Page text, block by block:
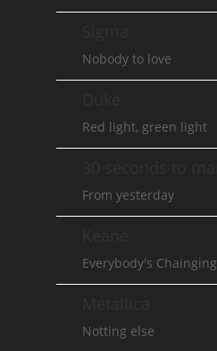
Nobody to love
Red light, green light
From yesterday
Everybody's Chainging
Notting else